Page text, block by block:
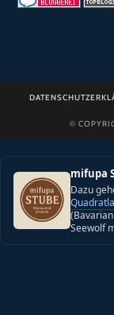
©
mifupa
Dazu
Seewolf